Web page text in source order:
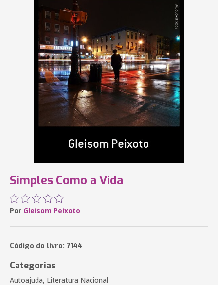
Simples Como a Vida
Por Gleisom Peixoto
Código do livro: 7144
Categorias
Autoajuda, Literatura Nacional